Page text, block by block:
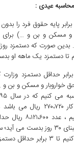
عیدی :
۱- ابتدا باید ۲ برابر پایه حقوق فرد
دستمزد یک ماهه او
۲- سپس ۳ برابر حداقل دستمزد
خواروبار و مسکن و بن
ضرب می کنیم ،
وزارت کار بر مبنای ۳۰ روز
۳ ضرب می کنیم تا ۳ برابر